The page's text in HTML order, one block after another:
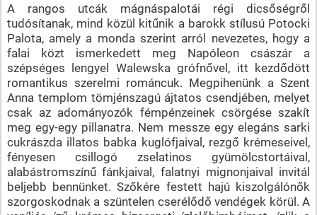
A rangos utcák mágnáspalotái régi dicsőségről
tudósítanak, mind közül kitűnik a barokk stílusú Potocki
Palota, amely a monda szerint arról nevezetes, hogy a
falai közt ismerkedett meg Napóleon császár a
szépséges lengyel Walewska grófnővel, itt kezdődött
romantikus szerelmi románcuk. Megpihenünk a Szent
Anna templom tömjénszagú ájtatos csendjében, melyet
csak az adományozók fémpénzeinek csörgése szakít
meg egy-egy pillanatra. Nem messze egy elegáns sarki
cukrászda illatos babka kuglófjaival, rezgő krémeseivel,
fényesen csillogó zselatinos gyümölcstortáival,
alabástromszínű fánkjaival, falatnyi mignonjaival invitál
beljebb bennünket. Szőkére festett hajú kiszolgálónők
szorgoskodnak a szüntelen cserélődő vendégek körül. A